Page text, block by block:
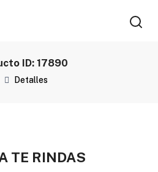
ID: 17890
Detalles
TE RINDAS